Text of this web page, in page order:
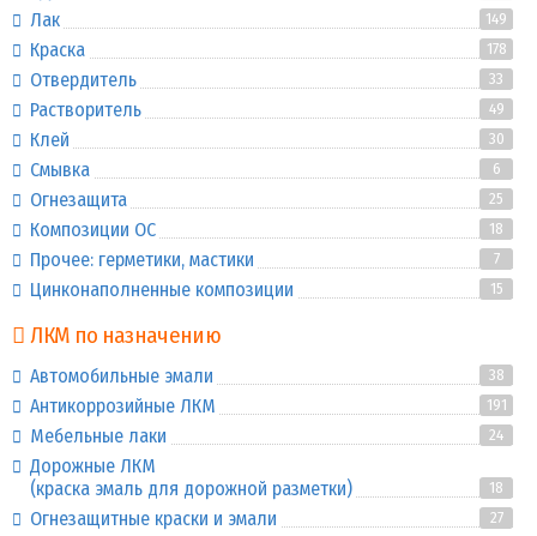
Лак 149
Краска 178
Отвердитель 33
Растворитель 49
Клей 30
Смывка 6
Огнезащита 25
Композиции ОС 18
Прочее: герметики, мастики 7
Цинконаполненные композиции 15
ЛКМ по назначению
Автомобильные эмали 38
Антикоррозийные ЛКМ 191
Мебельные лаки 24
Дорожные ЛКМ
(краска эмаль для дорожной разметки)
18
Огнезащитные краски и эмали 27